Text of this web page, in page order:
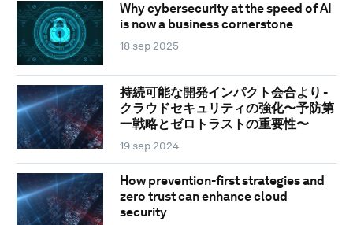
Why cybersecurity at the speed of AI
is now a business cornerstone
18 sep 2025
持続可能な開発インパクト会合より -
クラウドセキュリティの強化〜予防第
一戦略とゼロトラストの重要性〜
19 sep 2024
How prevention-first strategies and
zero trust can enhance cloud
security